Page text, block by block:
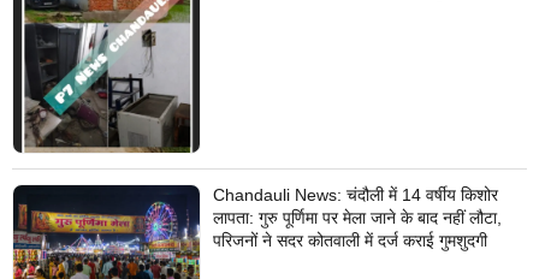
Chandauli News: चंदौली में 14 वर्षीय किशोर
लापता: गुरु पूर्णिमा पर मेला जाने के बाद नहीं लौटा,
परिजनों ने सदर कोतवाली में दर्ज कराई गुमशुदगी